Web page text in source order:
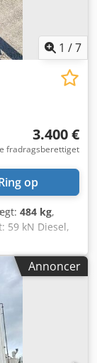
1 /7
3.400 €
fradragsberettiget
op
484 kg,
59 kN Diesel,
Dkodjxw H
pr. styk:
Annoncer